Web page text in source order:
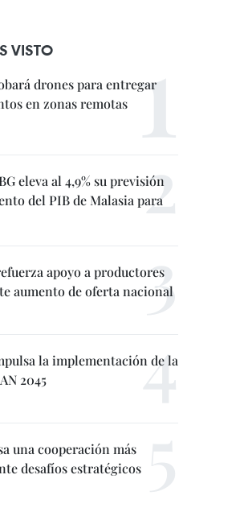
VISTO
drones para entregar
en zonas remotas
eleva al 4,9% su previsión
del PIB de Malasia para
apoyo a productores
aumento de oferta nacional
la implementación de la
2045
una cooperación más
desafíos estratégicos